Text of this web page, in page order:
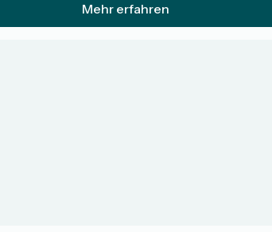
Mehr erfahren